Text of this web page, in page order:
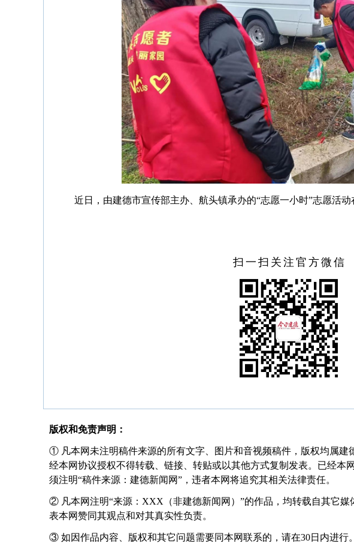
近日，由建德市宣传部主办、航头镇承办的“志愿一小时”志愿活动
扫一扫关注官方微信
版权和免责声明：
① 凡本网未注明稿件来源的所有文字、图片和音视频稿件，版权均属建
经本网协议授权不得转载、链接、转贴或以其他方式复制发表。已经本
须注明“稿件来源：建德新闻网”，违者本网将追究其相关法律责任。
② 凡本网注明“来源：XXX（非建德新闻网）”的作品，均转载自其它
表本网赞同其观点和对其真实性负责。
③ 如因作品内容、版权和其它问题需要同本网联系的，请在30日内进行。